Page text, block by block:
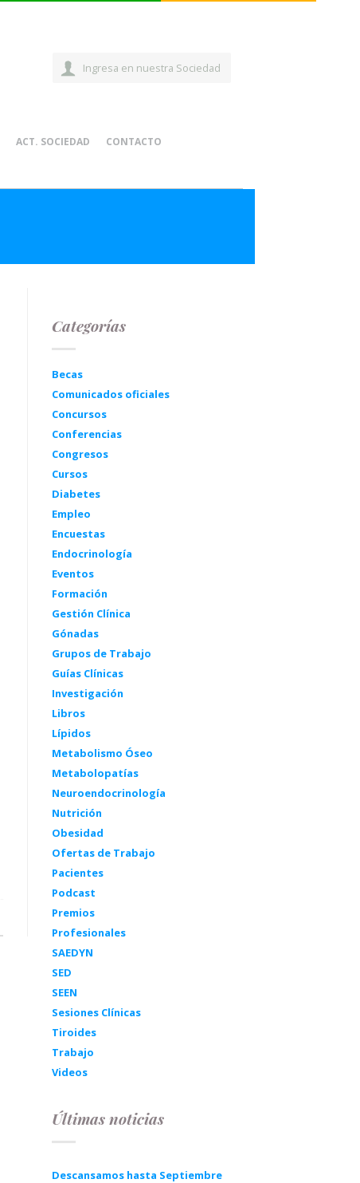
Ingresa en nuestra Sociedad
ACT. SOCIEDAD CONTACTO
Categorías
Becas
Comunicados oficiales
Concursos
Conferencias
Congresos
Cursos
Diabetes
Empleo
Encuestas
Endocrinología
Eventos
Formación
Gestión Clínica
Gónadas
Grupos de Trabajo
Guías Clínicas
Investigación
Libros
Lípidos
Metabolismo Óseo
Metabolopatías
Neuroendocrinología
Nutrición
Obesidad
Ofertas de Trabajo
Pacientes
Podcast
Premios
Profesionales
SAEDYN
SED
SEEN
Sesiones Clínicas
Tiroides
Trabajo
Videos
Últimas noticias
Descansamos hasta Septiembre